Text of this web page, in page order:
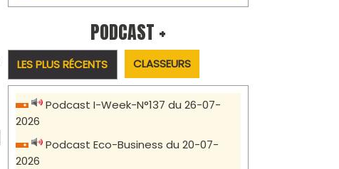
PODCAST +
LES PLUS RÉCENTS CLASSEURS
Podcast I-Week-N°137 du 26-07-
2026
Podcast Eco-Business du 20-07-
2026